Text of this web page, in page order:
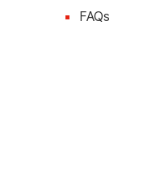
FAQs